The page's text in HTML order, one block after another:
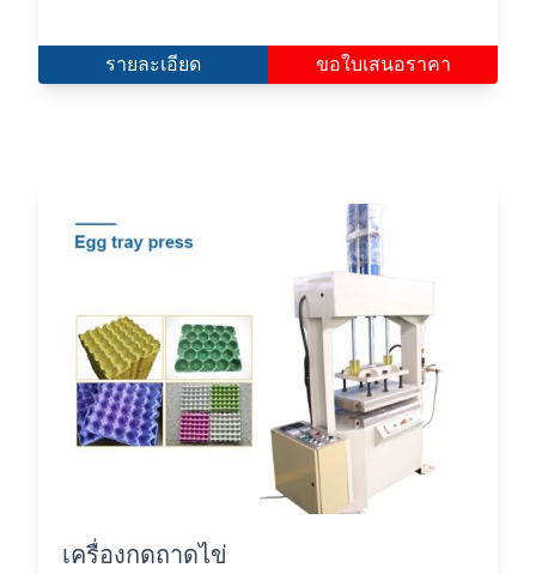
รายละเอียด ขอใบเสนอราคา
เครื่องกดถาดไข่